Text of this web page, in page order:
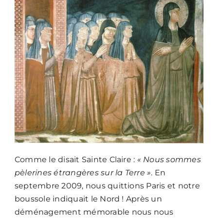
Comme le disait Sainte Claire : « Nous sommes
pèlerines étrangères sur la Terre ». En
septembre 2009, nous quittions Paris et notre
boussole indiquait le Nord ! Après un
déménagement mémorable nous nous